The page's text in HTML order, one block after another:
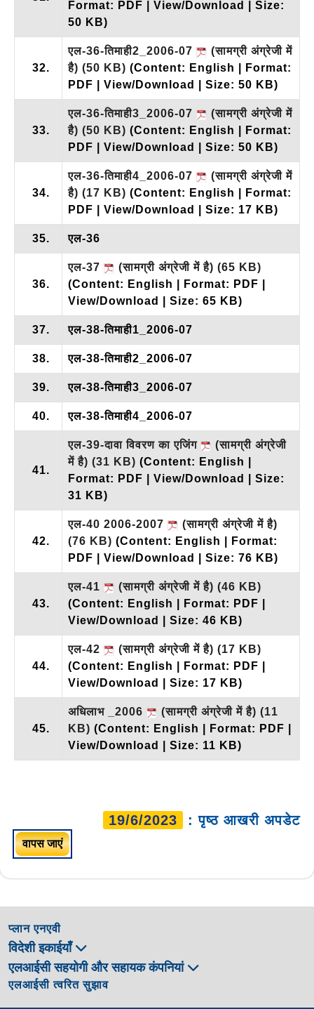
Format: PDF | View/Download | Size:
50 KB)
32.
एल-36-तिमाही2_2006-07
(सामग्री अंग्रेजी में
है) (50 KB) (Content: English | Format:
PDF | View/Download | Size: 50 KB)
33.
एल-36-तिमाही3_2006-07
(सामग्री अंग्रेजी में
है) (50 KB) (Content: English | Format:
PDF | View/Download | Size: 50 KB)
34.
एल-36-तिमाही4_2006-07
(सामग्री अंग्रेजी में
है) (17 KB) (Content: English | Format:
PDF | View/Download | Size: 17 KB)
35. एल-36
36.
एल-37 (सामग्री अंग्रेजी में है) (65 KB)
(Content: English | Format: PDF |
View/Download | Size: 65 KB)
37. एल-38-तिमाही1_2006-07
38. एल-38-तिमाही2_2006-07
39. एल-38-तिमाही3_2006-07
40. एल-38-तिमाही4_2006-07
41.
एल-39-दावा विवरण का एजिंग
(सामग्री अंग्रेजी
में है) (31 KB) (Content: English |
Format: PDF | View/Download | Size:
31 KB)
42.
एल-40 2006-2007
(सामग्री अंग्रेजी में है)
(76 KB) (Content: English | Format:
PDF | View/Download | Size: 76 KB)
43.
एल-41 (सामग्री अंग्रेजी में है) (46 KB)
(Content: English | Format: PDF |
View/Download | Size: 46 KB)
44.
एल-42 (सामग्री अंग्रेजी में है) (17 KB)
(Content: English | Format: PDF |
View/Download | Size: 17 KB)
45.
अधिलाभ _2006 (सामग्री अंग्रेजी में है) (11
KB) (Content: English | Format: PDF |
View/Download | Size: 11 KB)
19/6/2023 : पृष्ठ आखरी अपडेट
वापस जाएं
प्लान एनएवी
विदेशी इकाईयाँ
एलआईसी सहयोगी और सहायक कंपनियां
एलआईसी त्वरित सुझाव